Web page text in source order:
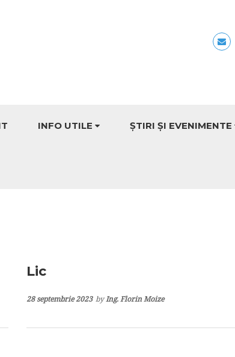
INFO UTILE ȘTIRI ȘI EVENIMENTE
Lic
28 septembrie 2023 byIng. Florin Moize